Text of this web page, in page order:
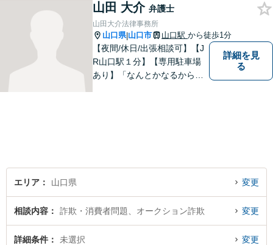
トナー」として、お客さまに
寄り添いますので、お気軽に
ご相談ください。
山田 大介 弁護士
山田大介法律事務所
山口県|山口市 山口駅 から徒歩1分
【夜間/休日/出張相談可】【J
R山口駅１分】【専用駐車場
あり】「なんとかなるから大
詳細を見
る
エリア 山口県 変更
相談内容 詐欺・消費者問題、オークション詐欺 変更
詳細条件 未選択 変更